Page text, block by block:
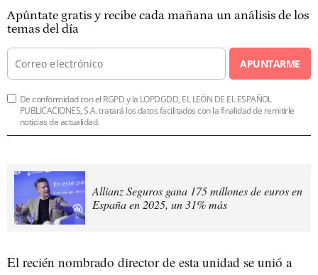
Apúntate gratis y recibe cada mañana un análisis de los
temas del día
APUNTARME
De conformidad con el RGPD y la LOPDGDD, EL LEÓN DE EL ESPAÑOL
PUBLICACIONES, S.A. tratará los datos facilitados con la finalidad de remitirle
noticias de actualidad.
Allianz Seguros gana 175 millones de euros en
España en 2025, un 31% más
El recién nombrado director de esta unidad se unió a